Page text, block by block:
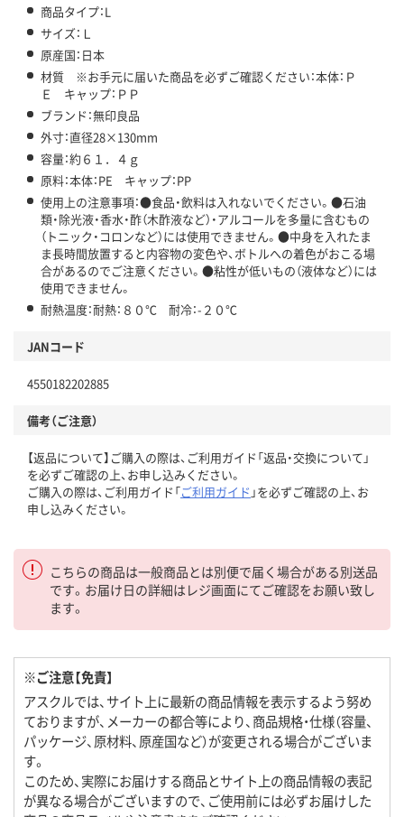
商品タイプ：L
サイズ：Ｌ
原産国：日本
材質 ※お手元に届いた商品を必ずご確認ください：本体：Ｐ
Ｅ キャップ：ＰＰ
ブランド：無印良品
外寸：直径28×130mm
容量：約６１．４ｇ
原料：本体：PE キャップ：PP
使用上の注意事項：●食品・飲料は入れないでください。●石油
類・除光液・香水・酢（木酢液など）・アルコールを多量に含むもの
（トニック・コロンなど）には使用できません。●中身を入れたま
ま長時間放置すると内容物の変色や、ボトルへの着色がおこる場
合があるのでご注意ください。●粘性が低いもの（液体など）には
使用できません。
耐熱温度：耐熱：８０℃ 耐冷：-２０℃
JANコード
4550182202885
備考（ご注意）
【返品について】ご購入の際は、ご利用ガイド「返品・交換について」
を必ずご確認の上、お申し込みください。
ご購入の際は、ご利用ガイド「ご利用ガイド 」を必ずご確認の上、お
申し込みください。
こちらの商品は一般商品とは別便で届く場合がある別送品
です。お届け日の詳細はレジ画面にてご確認をお願い致し
ます。
※ご注意【免責】
アスクルでは、サイト上に最新の商品情報を表示するよう努め
ておりますが、メーカーの都合等により、商品規格・仕様（容量、
パッケージ、原材料、原産国など）が変更される場合がございま
す。
このため、実際にお届けする商品とサイト上の商品情報の表記
が異なる場合がございますので、ご使用前には必ずお届けした